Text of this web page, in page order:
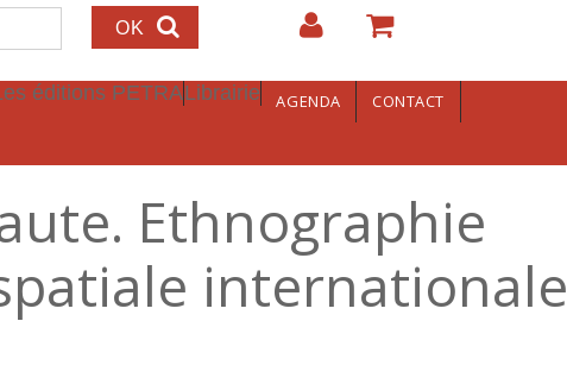
éditions PETRALibrairie AGENDA
CONTACT
Ethnographie
internationale